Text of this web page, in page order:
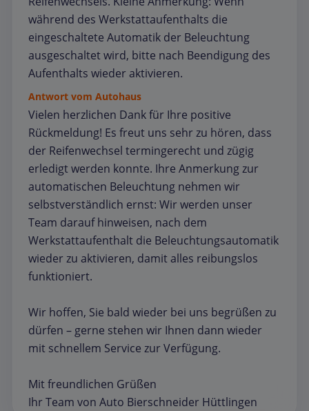
während des Werkstattaufenthalts die
eingeschaltete Automatik der Beleuchtung
ausgeschaltet wird, bitte nach Beendigung des
Aufenthalts wieder aktivieren.
Antwort vom Autohaus
Vielen herzlichen Dank für Ihre positive
Rückmeldung! Es freut uns sehr zu hören, dass
der Reifenwechsel termingerecht und zügig
erledigt werden konnte. Ihre Anmerkung zur
automatischen Beleuchtung nehmen wir
selbstverständlich ernst: Wir werden unser
Team darauf hinweisen, nach dem
Werkstattaufenthalt die Beleuchtungsautomatik
wieder zu aktivieren, damit alles reibungslos
funktioniert.
Wir hoffen, Sie bald wieder bei uns begrüßen zu
dürfen – gerne stehen wir Ihnen dann wieder
mit schnellem Service zur Verfügung.
Mit freundlichen Grüßen
Ihr Team von Auto Bierschneider Hüttlingen